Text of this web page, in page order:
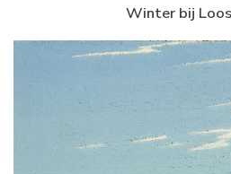
Winter bij